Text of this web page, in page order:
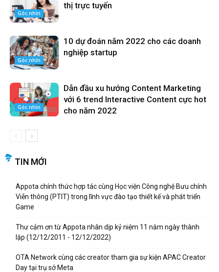
Góc nhìn
thị trực tuyến
Góc nhìn
10 dự đoán năm 2022 cho các doanh
nghiệp startup
Góc nhìn
Dẫn đầu xu hướng Content Marketing
với 6 trend Interactive Content cực hot
cho năm 2022
TIN MỚI
Appota chính thức hợp tác cùng Học viện Công nghệ Bưu chính
Viễn thông (PTIT) trong lĩnh vực đào tạo thiết kế và phát triển
Game
Thư cảm ơn từ Appota nhân dịp kỷ niệm 11 năm ngày thành
lập (12/12/2011 - 12/12/2022)
OTA Network cùng các creator tham gia sự kiện APAC Creator
Day tại trụ sở Meta